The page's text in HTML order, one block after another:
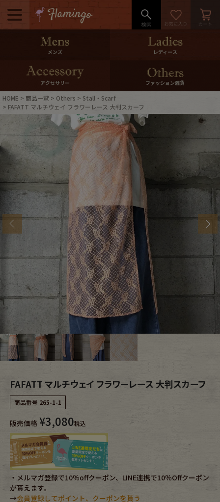
メニュー
500pt＆10％Offクーポンプレゼン
10％0ffクーポンプレゼント
ログイン・会員登録 LINE ID連携
お気に入り マイページ
ご利用ガイド International Shipping
店舗紹介 特集一覧
ブランドから探す スタッフコーディネート
年代から探す 古着卸DOCK
メンズ商品カテゴリーから探す
Tops
Bottoms Fafatt
レディース商品カテゴリーから探す
Tops
Outer
Fafatt
小物・アクセサリーから探す
メンズ レディース
アクセサリー ファッション雑貨
HOME 商品一覧 Others
Stall・Scarf
FAFATT マルチウェイ フラワーレース 大判スカーフ
FAFATT マルチウェイ フラワーレース 大判スカーフ
商品番号 265-1-1
販売価格 ¥3,080税込
・メルマガ登録で10％offクーポン、LINE連携で10％Offクーポン
が貰えます。
→会員登録してポイント、クーポンを貰う